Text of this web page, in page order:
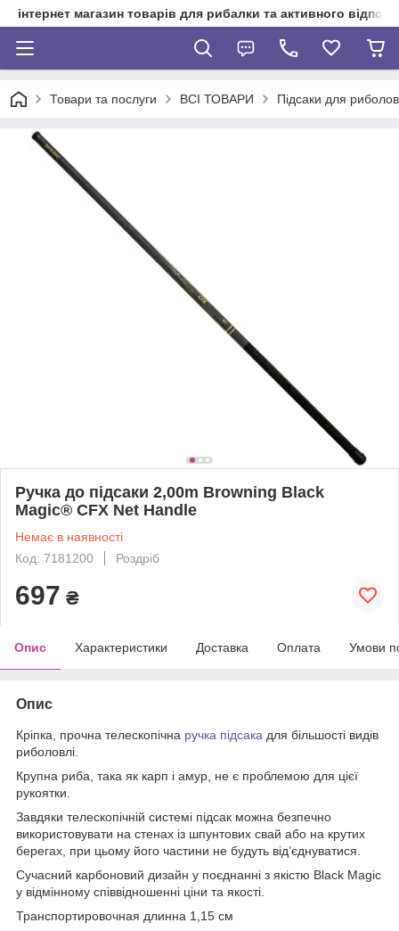
інтернет магазин товарів для рибалки та активного
Товари та послуги ВСІ ТОВАРИ Підсаки для
Ручка до підсаки 2,00m Browning Black
Magic® CFX Net Handle
Немає в наявності
Код: 7181200
Роздріб
697 ₴
Опис Характеристики Доставка Оплата Умови
Опис
Кріпка, прочна телескопічна ручка підсака для більшості видів
риболовлі.
Крупна риба, така як карп і амур, не є проблемою для цієї
рукоятки.
Завдяки телескопічній системі підсак можна безпечно
використовувати на стенах із шпунтових свай або на крутих
берегах, при цьому його частини не будуть від’єднуватися.
Сучасний карбоновий дизайн у поєднанні з якістю Black Magic
у відмінному співвідношенні ціни та якості.
Транспортировочная длинна 1,15 см